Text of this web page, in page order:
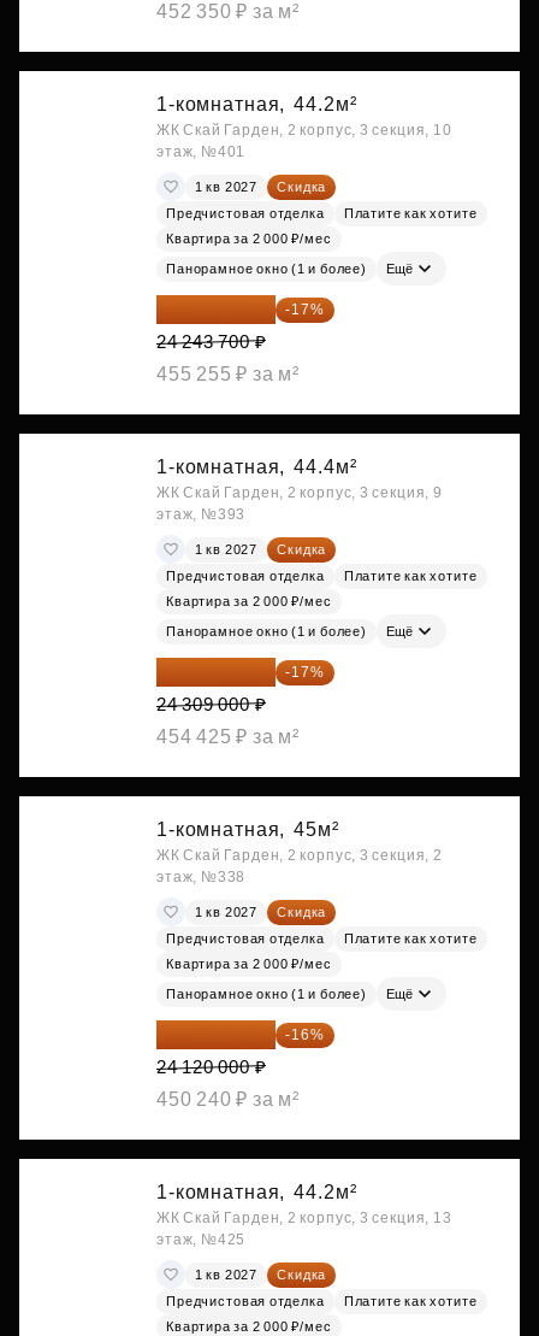
452 350 ₽ за м²
1-комнатная, 44.2м²
ЖК Скай Гарден, 2 корпус, 3 секция, 10
этаж, №401
1 кв 2027
Скидка
Предчистовая отделка
Платите как хотите
Квартира за 2 000 ₽/мес
Панорамное окно (1 и более) Ещё
20 122 271 ₽ -17%
24 243 700 ₽
455 255 ₽ за м²
1-комнатная, 44.4м²
ЖК Скай Гарден, 2 корпус, 3 секция, 9
этаж, №393
1 кв 2027
Скидка
Предчистовая отделка
Платите как хотите
Квартира за 2 000 ₽/мес
Панорамное окно (1 и более) Ещё
20 176 470 ₽ -17%
24 309 000 ₽
454 425 ₽ за м²
1-комнатная, 45м²
ЖК Скай Гарден, 2 корпус, 3 секция, 2
этаж, №338
1 кв 2027
Скидка
Предчистовая отделка
Платите как хотите
Квартира за 2 000 ₽/мес
Панорамное окно (1 и более) Ещё
20 260 800 ₽ -16%
24 120 000 ₽
450 240 ₽ за м²
1-комнатная, 44.2м²
ЖК Скай Гарден, 2 корпус, 3 секция, 13
этаж, №425
1 кв 2027
Скидка
Предчистовая отделка
Платите как хотите
Квартира за 2 000 ₽/мес